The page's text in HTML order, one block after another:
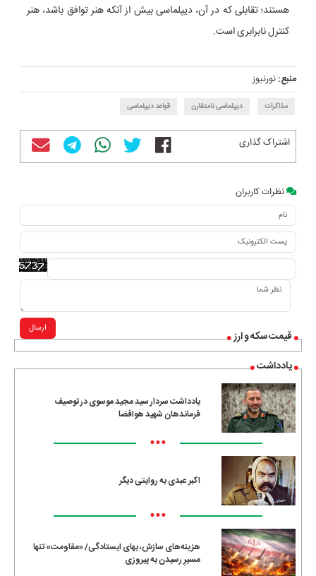
قیمت سکه و ارز
یادداشت
یادداشت سردار سید مجید موسوی در توصیف
فرماندهان شهید هوافضا
•••
اکبر عبدی به روایتی دیگر
•••
هزینه‌های سازش، بهای ایستادگی/ «مقاومت» تنها
مسیرِ رسیدن به پیروزی
هستند؛ تقابلی که در آن، دیپلماسی بیش از آنکه هنر توافق باشد، هنر
کنترل نابرابری است.
منبع:نورنیوز
مذاکرات دیپلماسی نامتقارن قواعد دیپلماسی
اشتراک گذاری
نظرات کاربران
ارسال